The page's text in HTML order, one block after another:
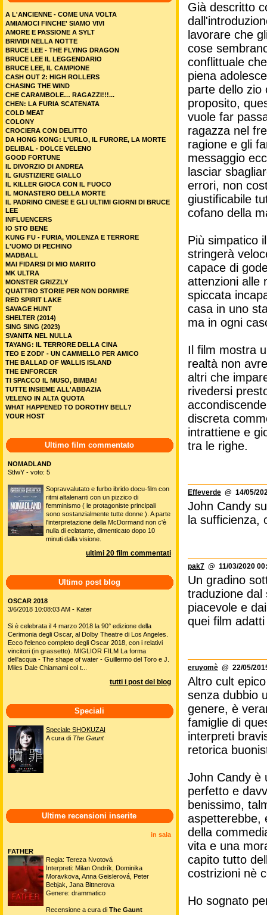
Già descritto
lavorare che
cose
conflittuale
piena
parte dello zio
proposito,
vuole far
ragazza nel
ragione e gli
messaggio
lasciar
errori, non
giustificabile
cofano della
Più simpatico
stringerà
capace di
attenzioni alle
spiccata
casa in uno
ma in ogni
Il film mostra
realtà non
altri che
rivedersi
discreta
intrattiene e
tra le righe.
Effeverde @ 14/05/
John Candy
la sufficienza,
pak7 @ 11/03/2020
Un gradino
traduzione dal
piacevole e
quei film
eruyomè @ 22/05/
Altro cult
senza dubbio
genere, è
famiglie di
interpreti
retorica
John Candy è
perfetto e
benissimo,
aspetterebbe,
della
vita e una
capito tutto
costrizioni nè
Ho sognato
A L'ANCIENNE - COME UNA VOLTA
AMIAMOCI FINCHE' SIAMO VIVI
AMORE E PASSIONE A SYLT
BRIVIDI NELLA NOTTE
BRUCE LEE - THE FLYING DRAGON
BRUCE LEE IL LEGGENDARIO
BRUCE LEE, IL CAMPIONE
CASH OUT 2: HIGH ROLLERS
CHASING THE WIND
CHE CARAMBOLE… RAGAZZI!!!...
CHEN: LA FURIA SCATENATA
COLD MEAT
COLONY
CROCIERA CON DELITTO
DA HONG KONG: L'URLO, IL FURORE, LA MORTE
DELIBAL - DOLCE VELENO
GOOD FORTUNE
IL DIVORZIO DI ANDREA
IL GIUSTIZIERE GIALLO
IL KILLER GIOCA CON IL FUOCO
IL MONASTERO DELLA MORTE
IL PADRINO CINESE E GLI ULTIMI GIORNI DI BRUCE
LEE
INFLUENCERS
IO STO BENE
KUNG FU - FURIA, VIOLENZA E TERRORE
L'UOMO DI PECHINO
MADBALL
MAI FIDARSI DI MIO MARITO
MK ULTRA
MONSTER GRIZZLY
QUATTRO STORIE PER NON DORMIRE
RED SPIRIT LAKE
SAVAGE HUNT
SHELTER (2014)
SING SING (2023)
SVANITA NEL NULLA
TAYANG: IL TERRORE DELLA CINA
TEO E ZODI' - UN CAMMELLO PER AMICO
THE BALLAD OF WALLIS ISLAND
THE ENFORCER
TI SPACCO IL MUSO, BIMBA!
TUTTE INSIEME ALL'ABBAZIA
VELENO IN ALTA QUOTA
WHAT HAPPENED TO DOROTHY BELL?
YOUR HOST
Ultimo film commentato
NOMADLAND
StIwY - voto: 5
Sopravvalutato e furbo ibrido docu-film con
ritmi altalenanti con un pizzico di
femminismo ( le protagoniste principali
sono sostanzialmente tutte donne ). A parte
l'interpretazione della McDormand non c'è
nulla di eclatante, dimenticato dopo 10
minuti dalla visione.
ultimi 20 film commentati
Ultimo post blog
OSCAR 2018
3/6/2018 10:08:03 AM - Kater
Si è celebrata il 4 marzo 2018 la 90° edizione della
Cerimonia degli Oscar, al Dolby Theatre di Los Angeles.
Ecco l'elenco completo degli Oscar 2018, con i relativi
vincitori (in grassetto). MIGLIOR FILM La forma
dell'acqua - The shape of water - Guillermo del Toro e J.
Miles Dale Chiamami col t...
tutti i post del blog
Speciali
Speciale SHOKUZAI
A cura di The Gaunt
Ultime recensioni inserite
in sala
FATHER
Regia: Tereza Nvotová
Interpreti: Milan Ondrík, Dominika
Moravkova, Anna Geislerová, Peter
Bebjak, Jana Bittnerova
Genere: drammatico
Recensione a cura di The Gaunt